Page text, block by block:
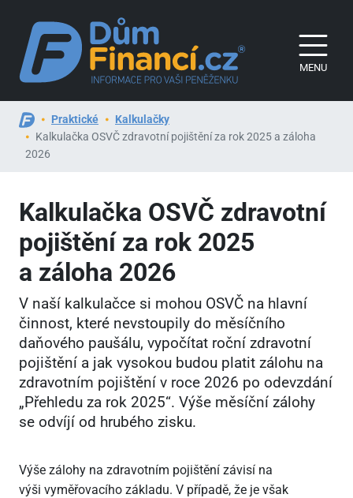
MENU
Praktické
Kalkulačky
Kalkulačka OSVČ zdravotní pojištění za rok 2025 a záloha
2026
Kalkulačka OSVČ zdravotní
pojištění za rok 2025
a záloha 2026
V naší kalkulačce si mohou OSVČ na hlavní
činnost, které nevstoupily do měsíčního
daňového paušálu, vypočítat roční zdravotní
pojištění a jak vysokou budou platit zálohu na
zdravotním pojištění v roce 2026 po odevzdání
„Přehledu za rok 2025“. Výše měsíční zálohy
se odvíjí od hrubého zisku.
Výše zálohy na zdravotním pojištění závisí na
výši vyměřovacího základu. V případě, že je však